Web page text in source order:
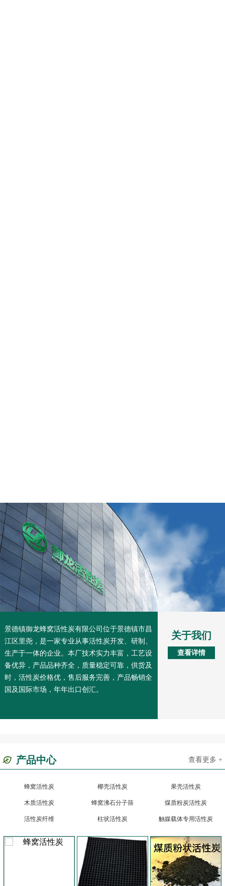
景德镇御龙蜂窝活性炭有限公司位于景德镇市昌
江区里尧，是一家专业从事活性炭开发、研制、
生产于一体的企业。本厂技术实力丰富，工艺设
备优异，产品品种齐全，质量稳定可靠，供货及
时，活性炭价格优，售后服务完善，产品畅销全
国及国际市场，年年出口创汇。
关于我们
查看详情
产品中心 查看更多 +
蜂窝活性炭 椰壳活性炭 果壳活性炭
木质活性炭 蜂窝沸石分子筛 煤质粉炭活性炭
活性炭纤维 柱状活性炭 触媒载体专用活性炭